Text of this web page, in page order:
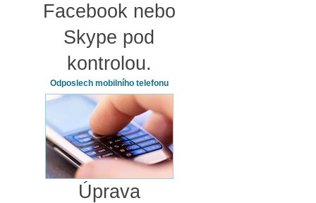
Facebook nebo
Skype pod
kontrolou.
Odposlech mobilního telefonu
Úprava